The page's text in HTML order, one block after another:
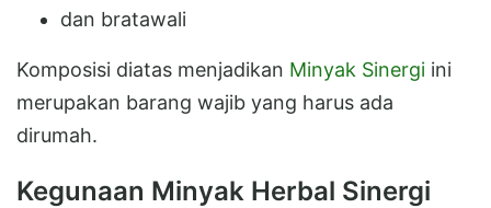
dan bratawali
Komposisi diatas menjadikan Minyak Sinergi ini
merupakan barang wajib yang harus ada
dirumah.
Kegunaan Minyak Herbal Sinergi